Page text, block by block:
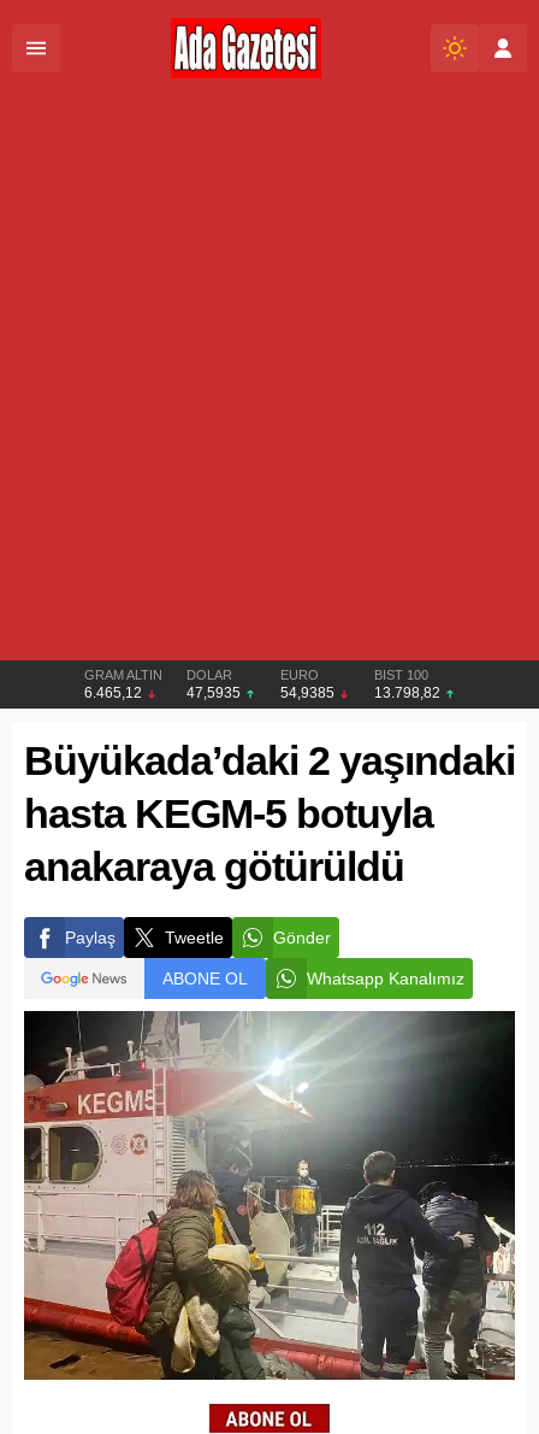
GRAM ALTIN
6.465,12
DOLAR
47,5935
EURO
54,9385
BIST 100
13.798,82
Büyükada’daki 2 yaşındaki
hasta KEGM-5 botuyla
anakaraya götürüldü
Paylaş Tweetle Gönder
ABONE OL Whatsapp Kanalımız